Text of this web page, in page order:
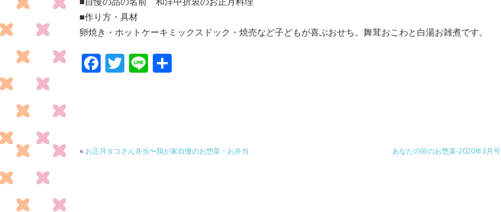
■作り方・具材
卵焼き・ホットケーキミックスドック・焼売など子どもが喜ぶおせち。舞茸おこわと白湯お雑煮です。
F
o
T Li
« お正月タコさん弁当〜我が家自慢のお惣菜・お弁当 あなたの街のお惣菜-2020年3月号